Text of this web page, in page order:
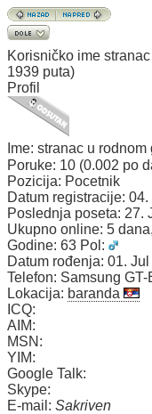
Korisničko ime
1939 puta)
Profil
Ime: stranac u rodnom
Poruke: 10 (0.002 po
Pozicija: Pocetnik
Datum registracije: 04.
Poslednja poseta: 27.
Ukupno online: 5
Godine: 63 Pol:
Datum rođenja: 01. Jul
Telefon: Samsung GT-
Lokacija: baranda
ICQ:
AIM:
MSN:
YIM:
Google Talk:
Skype:
E-mail: Sakriven